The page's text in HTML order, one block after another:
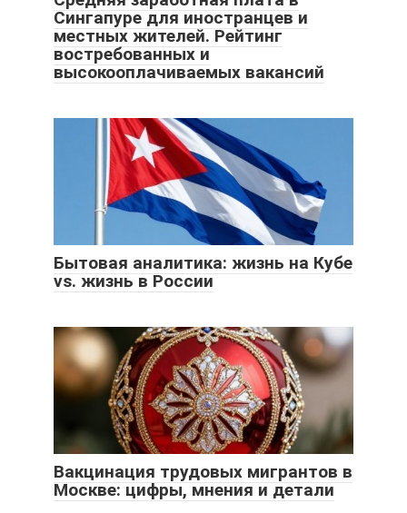
Сингапуре для иностранцев и
местных жителей. Рейтинг
востребованных и
высокооплачиваемых вакансий
Бытовая аналитика: жизнь на Кубе
vs. жизнь в России
Вакцинация трудовых мигрантов в
Москве: цифры, мнения и детали